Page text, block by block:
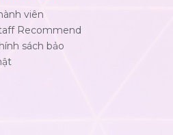
viên
Recommend
sách bảo